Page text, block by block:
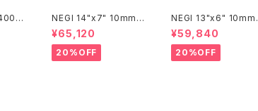
NEGI 14"x7" 10mm
メイプルスネア M10R1
470P-S2N
¥65,120
20%OFF
NEGI 13"x6" 10mm
メイプルスネア M10R1
360R8-S2N
¥59,840
20%OFF